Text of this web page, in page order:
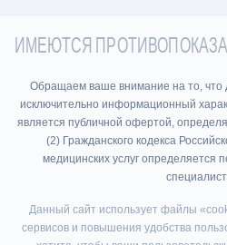
ИМЕЮТСЯ
Обращаем ваше внимание на то, что
исключительно информационный
является публичной офертой,
(2) Гражданского кодекса
медицинских услуг определяется
Данный сайт использует файлы
сервисов и повышения удобства